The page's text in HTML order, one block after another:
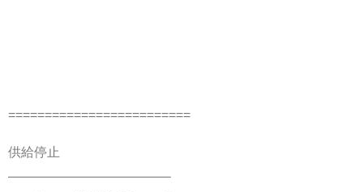
=========================
供給停止
————————————–